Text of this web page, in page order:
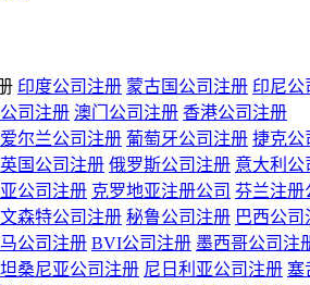
印度公司注册 蒙古国公司注册 印尼公
司注册 澳门公司注册 香港公司注册
尔兰公司注册 葡萄牙公司注册 捷克公
英国公司注册 俄罗斯公司注册 意大利公
公司注册 克罗地亚注册公司 芬兰注册
森特公司注册 秘鲁公司注册 巴西公司
公司注册 BVI公司注册 墨西哥公司注
坦桑尼亚公司注册 尼日利亚公司注册 塞